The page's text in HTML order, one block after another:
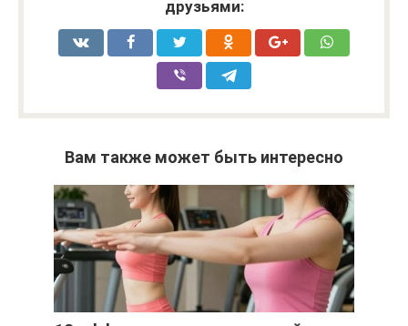
друзьями:
Вам также может быть интересно